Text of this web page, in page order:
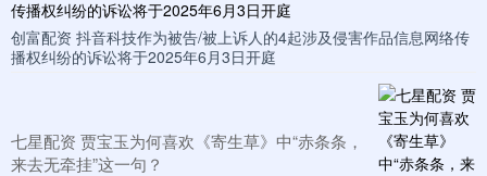
创富配资 抖音科技作为被告/被上诉人的4起涉及侵害作品信息网络传
播权纠纷的诉讼将于2025年6月3日开庭
七星配资 贾宝玉为何喜欢《寄生草》中“赤条条，
来去无牵挂”这一句？